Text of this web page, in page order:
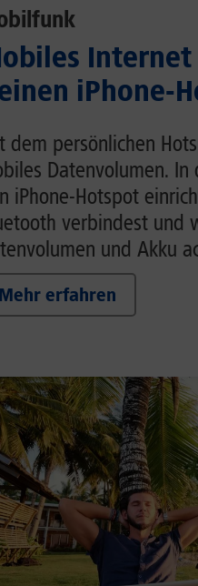
iPhone-
dem persönlichen
Datenvolumen.
iPhone-Hotspot
verbindest und
und Akku
Mehr erfahren